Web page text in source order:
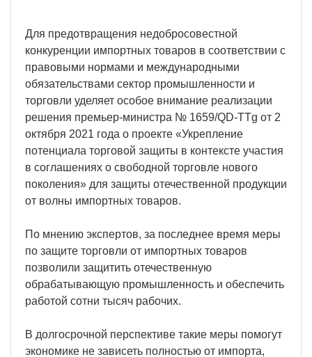
Для предотвращения недобросовестной
конкуренции импортных товаров в соответствии с
правовыми нормами и международными
обязательствами сектор промышленности и
торговли уделяет особое внимание реализации
решения премьер-министра № 1659/QD-TTg от 2
октября 2021 года о проекте «Укрепление
потенциала торговой защиты в контексте участия
в соглашениях о свободной торговле нового
поколения» для защиты отечественной продукции
от волны импортных товаров.
По мнению экспертов, за последнее время меры
по защите торговли от импортных товаров
позволили защитить отечественную
обрабатывающую промышленность и обеспечить
работой сотни тысяч рабочих.
В долгосрочной перспективе такие меры помогут
экономике не зависеть полностью от импорта,